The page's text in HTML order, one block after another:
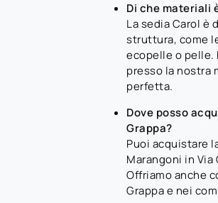
Di che materiali
La sedia Carol è
struttura, come
ecopelle o
presso la nostra
perfetta.
Dove posso
Grappa?
Puoi acquistare
Marangoni in Via
Offriamo anche
Grappa e nei